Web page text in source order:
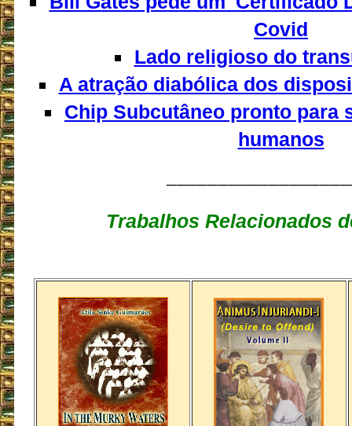
Covid
Lado religioso do
A atração diabólica dos
Chip Subcutâneo pronto para
humanos
Trabalhos Relacionados